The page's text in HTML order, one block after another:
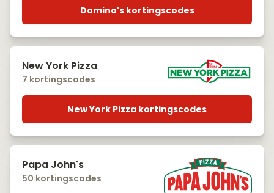
Domino's kortingscodes
New York Pizza
7 kortingscodes
New York Pizza kortingscodes
Papa John's
50 kortingscodes